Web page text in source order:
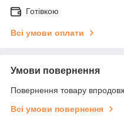
Готівкою
Всі умови оплати
Умови повернення
Повернення товару
Всі умови повернення